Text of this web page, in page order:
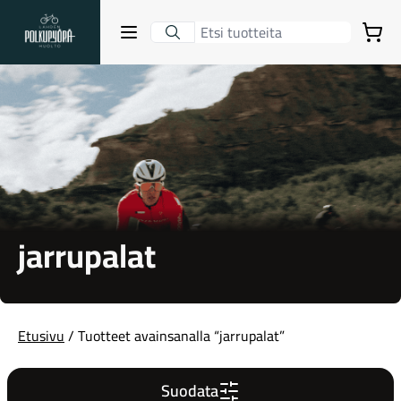
Lahden Polkupyörähuolto - etusivulle
Avaa sulje valikko
Hakutulokset
Suositut osastot
Gravel-pyörät
Ostoskori
jarrupalat
Etusivu/ Tuotteet avainsanalla “jarrupalat”
Suodata